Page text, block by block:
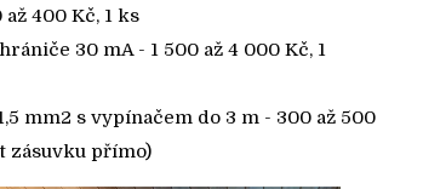
400 Kč, 1 ks
30 mA - 1 500 až 4 000 Kč, 1
mm2 s vypínačem do 3 m - 300 až 500
zásuvku přímo)